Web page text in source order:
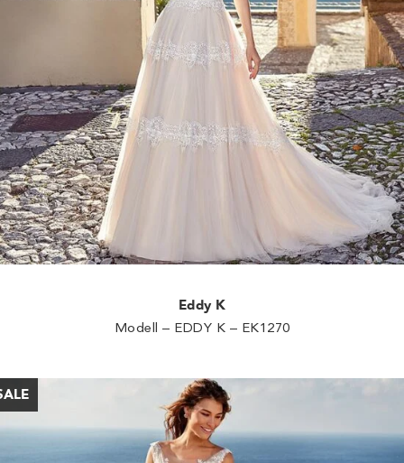
Eddy K
Modell – EDDY K – EK1270